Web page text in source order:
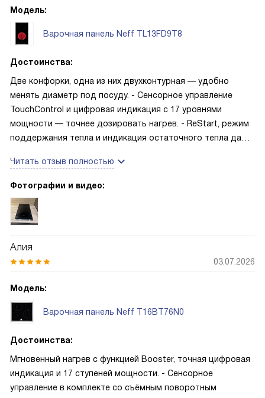
Модель:
Варочная панель Neff TL13FD9T8
Достоинства:
Две конфорки, одна из них двухконтурная — удобно
менять диаметр под посуду. - Сенсорное управление
TouchControl и цифровая индикация с 17 уровнями
мощности — точнее дозировать нагрев. - ReStart, режим
поддержания тепла и индикация остаточного тепла дают
Читать отзыв полностью
Фотографии и видео:
Алия
03.07.2026
Модель:
Варочная панель Neff T16BT76N0
Достоинства:
Мгновенный нагрев с функцией Booster, точная цифровая
индикация и 17 ступеней мощности. - Сенсорное
управление в комплекте со съёмным поворотным